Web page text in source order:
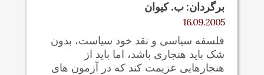
برگردان: ب. کیوان
16.09.2005
فلسفه سیاسی و نقد خود سیاست، بدون
شک باید هنجاری باشد، اما باید از
هنجارهایی عزیمت کند که در آزمون های